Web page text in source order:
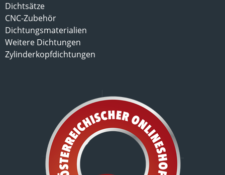
Dichtsätze
CNC-Zubehör
Dichtungsmaterialien
Weitere Dichtungen
Zylinderkopfdichtungen